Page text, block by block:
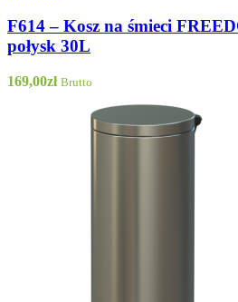
F614 – Kosz na śmieci
połysk 30L
169,00zł Brutto